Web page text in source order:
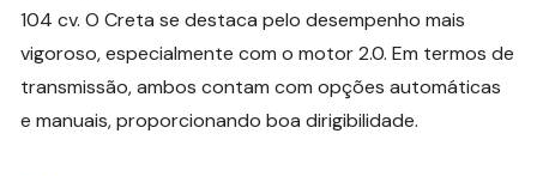
104 cv. O Creta se destaca pelo desempenho mais
vigoroso, especialmente com o motor 2.0. Em termos de
transmissão, ambos contam com opções automáticas
e manuais, proporcionando boa dirigibilidade.